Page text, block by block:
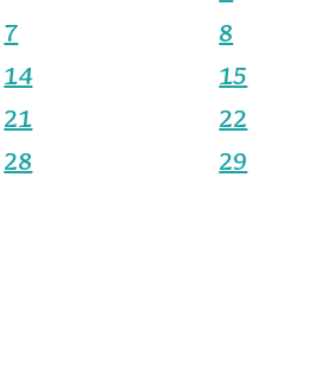
7
8
14
15
21
22
28
29